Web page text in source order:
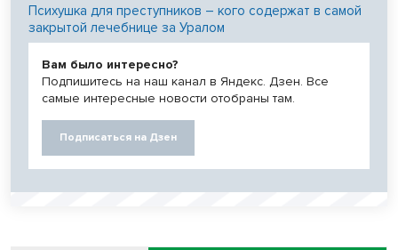
Психушка для преступников – кого содержат в самой
закрытой лечебнице за Уралом
Вам было интересно?
Подпишитесь на наш канал в Яндекс. Дзен. Все
самые интересные новости отобраны там.
Подписаться на Дзен